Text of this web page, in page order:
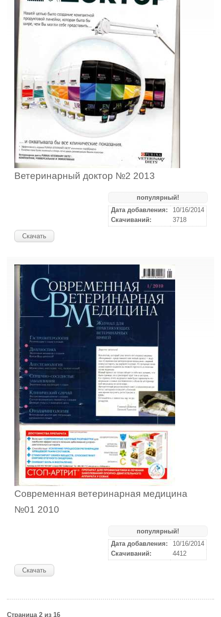
Ветеринарный доктор №2 2013
популярный!
Дата добавления:
10/16/2014
Скачиваний:
3718
Скачать
Современная ветеринарная медицина
№01 2010
популярный!
Дата добавления:
10/16/2014
Скачиваний:
4412
Скачать
Страница 2 из 16